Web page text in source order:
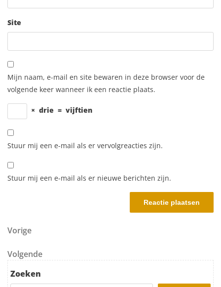
Site
Mijn naam, e-mail en site bewaren in deze browser voor de
volgende keer wanneer ik een reactie plaats.
× drie = vijftien
Stuur mij een e-mail als er vervolgreacties zijn.
Stuur mij een e-mail als er nieuwe berichten zijn.
Berichtnavigatie
Vorig bericht
Vorige
Volgend bericht
Volgende
Zoeken